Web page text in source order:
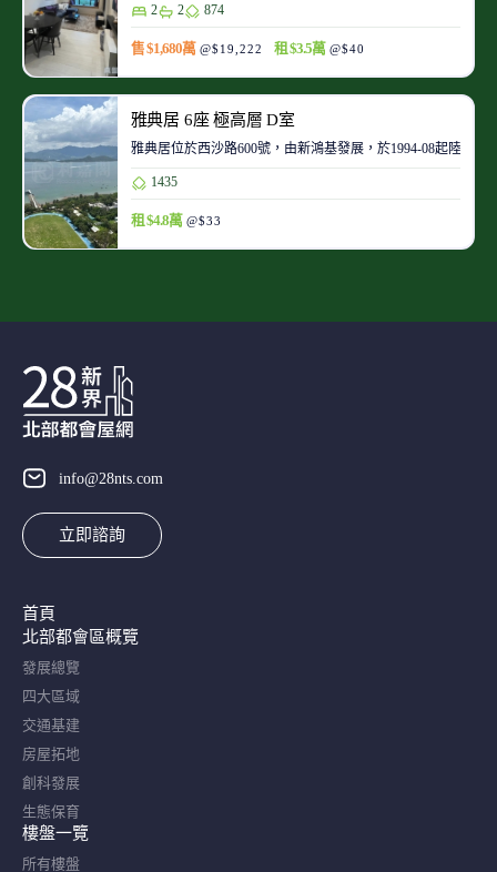
2 2 874
售 $1,680萬 @$19,222 租 $3.5萬 @$40
雅典居 6座 極高層 D室
雅典居位於西沙路600號，由新鴻基發展，於1994-08起陸續
1435
租 $4.8萬 @$33
info@28nts.com
立即諮詢
首頁
北部都會區概覽​
發展總覽
四大區域
交通基建
房屋拓地
創科發展
生態保育
樓盤一覽
所有樓盤